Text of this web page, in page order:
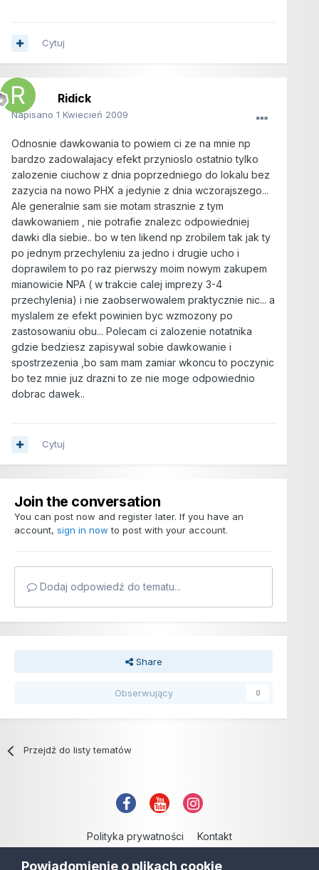
Cytuj
Ridick
Napisano 1 Kwiecień 2009
Odnosnie dawkowania to powiem ci ze na mnie np
bardzo zadowalajacy efekt przynioslo ostatnio tylko
zalozenie ciuchow z dnia poprzedniego do lokalu bez
zazycia na nowo PHX a jedynie z dnia wczorajszego...
Ale generalnie sam sie motam strasznie z tym
dawkowaniem , nie potrafie znalezc odpowiedniej
dawki dla siebie.. bo w ten likend np zrobilem tak jak ty
po jednym przechyleniu za jedno i drugie ucho i
doprawilem to po raz pierwszy moim nowym zakupem
mianowicie NPA ( w trakcie calej imprezy 3-4
przechylenia) i nie zaobserwowalem praktycznie nic... a
myslalem ze efekt powinien byc wzmozony po
zastosowaniu obu... Polecam ci zalozenie notatnika
gdzie bedziesz zapisywal sobie dawkowanie i
spostrzezenia ,bo sam mam zamiar wkoncu to poczynic
bo tez mnie juz drazni to ze nie moge odpowiednio
dobrac dawek..
Cytuj
Join the conversation
You can post now and register later. If you have an
account, sign in now to post with your account.
Dodaj odpowiedź do tematu...
Share
Obserwujący 0
Przejdź do listy tematów
Polityka prywatności Kontakt
Powered by Invision Community
Powiadomienie o plikach cookie